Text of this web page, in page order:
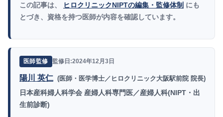
この記事は、 ヒロクリニックNIPTの編集・監修体制 にも
とづき、資格を持つ医師が内容を確認しています。
医師監修 監修日:2024年12月3日
陽川 英仁 (医師・医学博士／ヒロクリニック大阪駅前院 院長)
日本産科婦人科学会 産婦人科専門医／産婦人科(NIPT・出
生前診断)